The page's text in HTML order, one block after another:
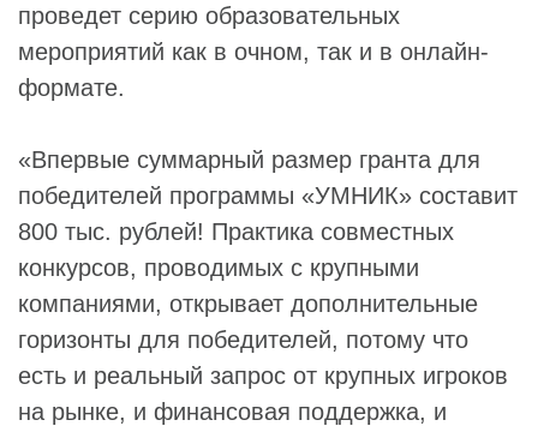
проведет серию образовательных
мероприятий как в очном, так и в онлайн-
формате.
«Впервые суммарный размер гранта для
победителей программы «УМНИК» составит
800 тыс. рублей! Практика совместных
конкурсов, проводимых с крупными
компаниями, открывает дополнительные
горизонты для победителей, потому что
есть и реальный запрос от крупных игроков
на рынке, и финансовая поддержка, и